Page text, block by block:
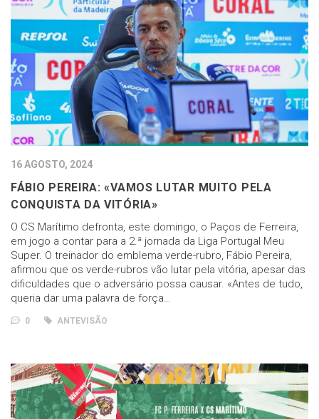
16 AGOSTO, 2024
FÁBIO PEREIRA: «VAMOS LUTAR MUITO PELA
CONQUISTA DA VITÓRIA»
O CS Marítimo defronta, este domingo, o Paços de Ferreira,
em jogo a contar para a 2.ª jornada da Liga Portugal Meu
Super. O treinador do emblema verde-rubro, Fábio Pereira,
afirmou que os verde-rubros vão lutar pela vitória, apesar das
dificuldades que o adversário possa causar. «Antes de tudo,
queria dar uma palavra de força…
0 ANTEVISÃO